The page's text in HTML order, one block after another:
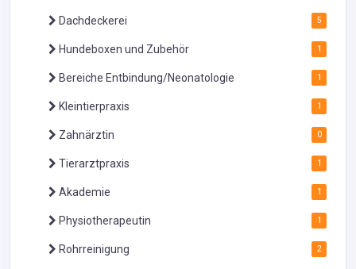
Dachdeckerei 5
Hundeboxen und Zubehör 1
Bereiche Entbindung/Neonatologie 1
Kleintierpraxis 1
Zahnärztin 0
Tierarztpraxis 1
Akademie 1
Physiotherapeutin 1
Rohrreinigung 2